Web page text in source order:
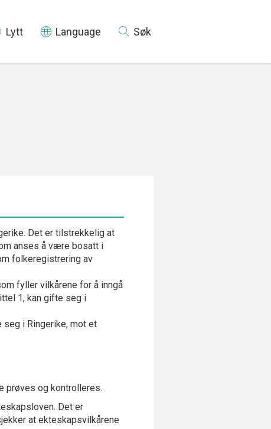
Lytt Language Søk
Det er tilstrekkelig at
anses å være bosatt i
folkeregistrering av
fyller vilkårene for å inngå
1, kan gifte seg i
seg i Ringerike, mot et
prøves og kontrolleres.
Det er
at ekteskapsvilkårene